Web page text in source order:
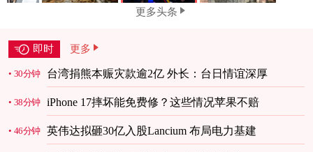
更多头条
即时 更多
30分钟 台湾捐熊本赈灾款逾2亿 外长：台日情谊深厚
38分钟 iPhone 17摔坏能免费修？这些情况苹果不赔
46分钟 英伟达拟砸30亿入股Lancium 布局电力基建